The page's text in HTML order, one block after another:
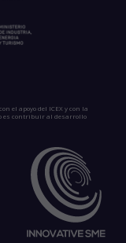
el apoyo del ICEX y con la
es contribuir al desarrollo